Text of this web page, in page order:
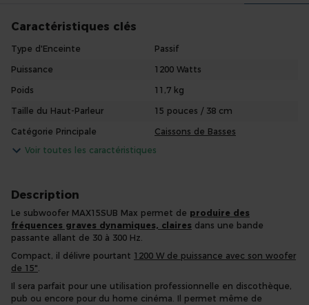
Description
Le subwoofer MAX15SUB Max permet de produire des
fréquences graves dynamiques, claires dans une bande
passante allant de 30 à 300 Hz.
Compact, il délivre pourtant 1200 W de puissance avec son woofer
de 15".
Il sera parfait pour une utilisation professionnelle en discothèque,
pub ou encore pour du home cinéma. Il permet même de
Caractéristiques clés
Type d'Enceinte
Passif
Puissance
1200 Watts
Poids
11,7 kg
Taille du Haut-Parleur
15 pouces / 38 cm
Catégorie Principale
Caissons de Basses
Voir toutes les caractéristiques